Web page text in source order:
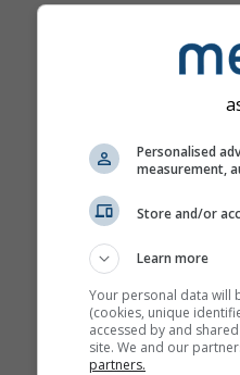
Personalised
measurement,
Store and/or
Learn more
Your personal data will
(cookies, unique
accessed by and
site. We and our
partners.